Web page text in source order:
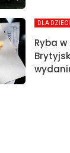
DLA DZIECI
Ryba